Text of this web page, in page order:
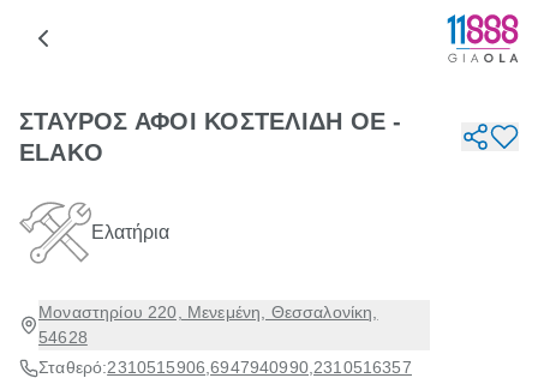
ΣΤΑΥΡΟΣ ΑΦΟΙ ΚΟΣΤΕΛΙΔΗ ΟΕ -
ELAKO
Ελατήρια
Μοναστηρίου 220, Μενεμένη, Θεσσαλονίκη,
54628
Σταθερό:2310515906 ,6947940990, 2310516357